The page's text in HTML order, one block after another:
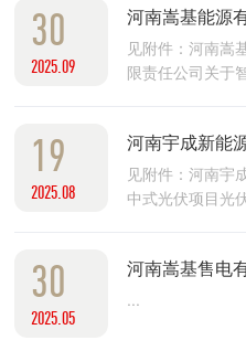
30
2025.09
见附件：河南嵩
限责任公司关于
19
2025.08
见附件：河南宇
中式光伏项目光
30
2025.05
...